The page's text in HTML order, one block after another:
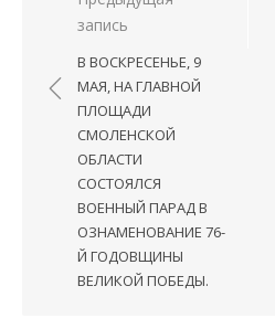
записям
запись
В ВОСКРЕСЕНЬЕ, 9
МАЯ, НА ГЛАВНОЙ
ПЛОЩАДИ
СМОЛЕНСКОЙ
ОБЛАСТИ
СОСТОЯЛСЯ
ВОЕННЫЙ ПАРАД В
ОЗНАМЕНОВАНИЕ 76-
Й ГОДОВЩИНЫ
ВЕЛИКОЙ ПОБЕДЫ.